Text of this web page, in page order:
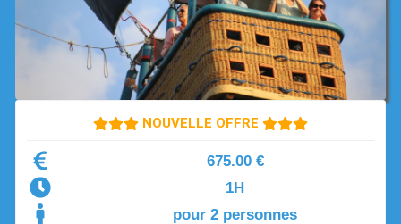
OPEN SUBMENU (SIMULATEUR)
SIMULATEUR
OPEN SUBMENU (DRÔNE)
NOUVELLE OFFRE
675.00 €
1H
pour 2 personnes